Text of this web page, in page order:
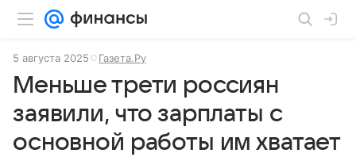
5 августа 2025 Газета.Ру
Меньше трети россиян
заявили, что зарплаты с
основной работы им хватает